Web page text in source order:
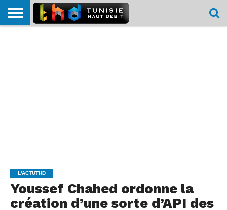
L'ACTUTHD
Youssef Chahed ordonne la
création d’une sorte d’API des